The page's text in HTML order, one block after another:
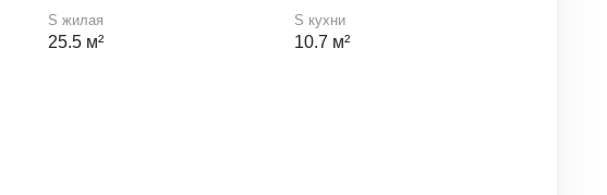
S жилая
25.5 м²
S кухни
10.7 м²